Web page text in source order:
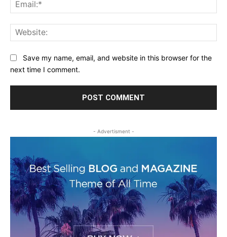
Save my name, email, and website in this browser for the
next time I comment.
- Advertisment -